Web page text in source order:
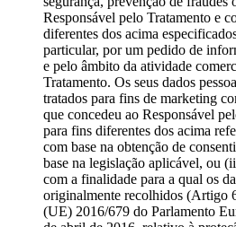
Responsável pelo Tratamento e
diferentes dos acima
particular, por um pedido de
e pelo âmbito da atividade
Tratamento. Os seus dados
tratados para fins de marketing
que concedeu ao Responsável
para fins diferentes dos acima
com base na obtenção de
base na legislação aplicável, ou
com a finalidade para a qual os
originalmente recolhidos (Artigo
(UE) 2016/679 do Parlamento